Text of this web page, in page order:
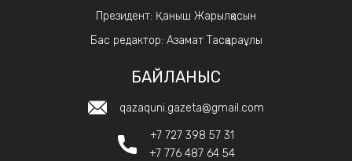
Президент: Қаныш Жарылқасын
Бас редактор: Азамат Тасқараұлы
БАЙЛАНЫС
qazaquni.gazeta@gmail.com
+7 727 398 57 31
+7 776 487 64 54